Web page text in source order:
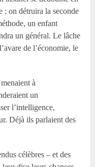
; on détruira la seconde
un enfant
un général. Le lâche
de l’économie, le
à
un
l’intelligence,
Déjà ils parlaient des
célèbres – et des